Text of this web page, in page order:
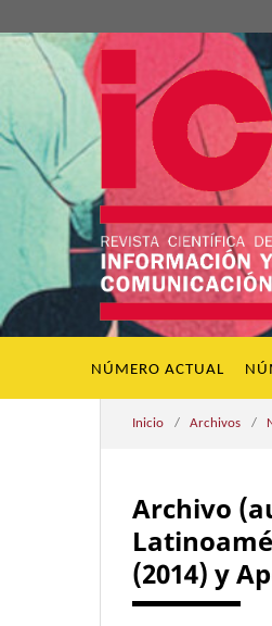
NÚMERO ACTUAL
Inicio / Archivos /
Archivo
(2014) y